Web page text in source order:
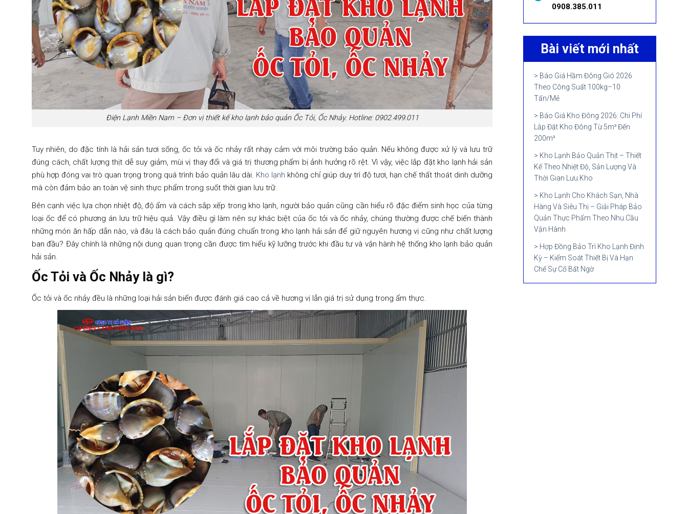
Điện Lạnh Miền Nam – Đơn vị thiết kế kho lạnh bảo quản Ốc Tỏi, Ốc Nhảy. Hotline: 0902.499.011
Tuy nhiên, do đặc tính là hải sản tươi sống, ốc tỏi và ốc nhảy rất nhạy cảm với môi trường bảo quản. Nếu không được xử lý và lưu trữ
đúng cách, chất lượng thịt dễ suy giảm, mùi vị thay đổi và giá trị thương phẩm bị ảnh hưởng rõ rệt. Vì vậy, việc lắp đặt kho lạnh hải sản
phù hợp đóng vai trò quan trọng trong quá trình bảo quản lâu dài. Kho lạnh không chỉ giúp duy trì độ tươi, hạn chế thất thoát dinh dưỡng
mà còn đảm bảo an toàn vệ sinh thực phẩm trong suốt thời gian lưu trữ.
Bên cạnh việc lựa chọn nhiệt độ, độ ẩm và cách sắp xếp trong kho lạnh, người bảo quản cũng cần hiểu rõ đặc điểm sinh học của từng
loại ốc để có phương án lưu trữ hiệu quả. Vậy điều gì làm nên sự khác biệt của ốc tỏi và ốc nhảy, chúng thường được chế biến thành
những món ăn hấp dẫn nào, và đâu là cách bảo quản đúng chuẩn trong kho lạnh hải sản để giữ nguyên hương vị cũng như chất lượng
ban đầu? Đây chính là những nội dung quan trọng cần được tìm hiểu kỹ lưỡng trước khi đầu tư và vận hành hệ thống kho lạnh bảo quản
hải sản.
Ốc Tỏi và Ốc Nhảy là gì?
Ốc tỏi và ốc nhảy đều là những loại hải sản biển được đánh giá cao cả về hương vị lẫn giá trị sử dụng trong ẩm thực.
0908.385.011
Bài viết mới nhất
Báo Giá Hầm Đông Gió 2026
Theo Công Suất 100kg–10
Tấn/Mẻ
Báo Giá Kho Đông 2026: Chi Phí
Lắp Đặt Kho Đông Từ 5m³ Đến
200m³
Kho Lạnh Bảo Quản Thịt – Thiết
Kế Theo Nhiệt Độ, Sản Lượng Và
Thời Gian Lưu Kho
Kho Lạnh Cho Khách Sạn, Nhà
Hàng Và Siêu Thị – Giải Pháp Bảo
Quản Thực Phẩm Theo Nhu Cầu
Vận Hành
Hợp Đồng Bảo Trì Kho Lạnh Định
Kỳ – Kiểm Soát Thiết Bị Và Hạn
Chế Sự Cố Bất Ngờ